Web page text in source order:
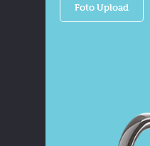
Foto Upload